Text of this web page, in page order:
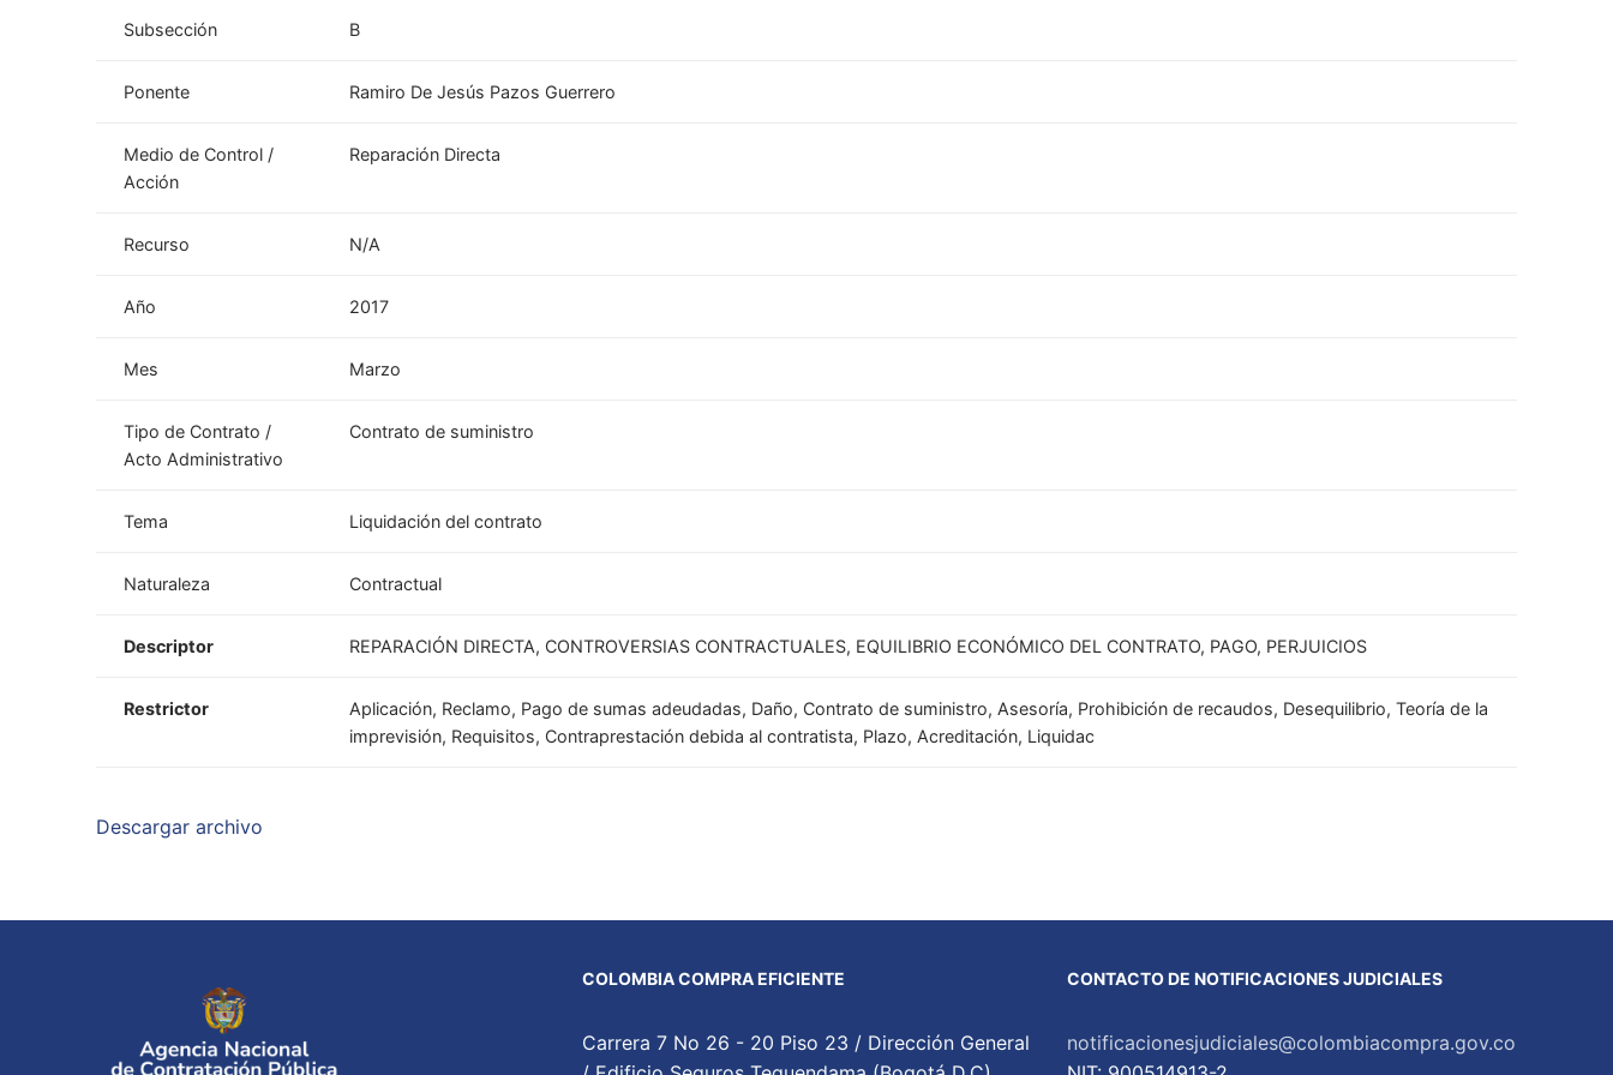
Subsección B
Ponente Ramiro De Jesús Pazos Guerrero
Medio de Control /
Acción
Reparación Directa
Recurso N/A
Año 2017
Mes Marzo
Tipo de Contrato /
Acto Administrativo
Contrato de suministro
Tema Liquidación del contrato
Naturaleza Contractual
Descriptor REPARACIÓN DIRECTA, CONTROVERSIAS CONTRACTUALES, EQUILIBRIO ECONÓMICO DEL CONTRATO, PAGO, PERJUICIOS
Restrictor
Aplicación, Reclamo, Pago de sumas adeudadas, Daño, Contrato de suministro, Asesoría, Prohibición de recaudos, Desequilibrio, Teoría de la
imprevisión, Requisitos, Contraprestación debida al contratista, Plazo, Acreditación, Liquidac
Descargar archivo
COLOMBIA COMPRA EFICIENTE
Carrera 7 No 26 - 20 Piso 23 / Dirección General
CONTACTO DE NOTIFICACIONES JUDICIALES
notificacionesjudiciales@colombiacompra.gov.co